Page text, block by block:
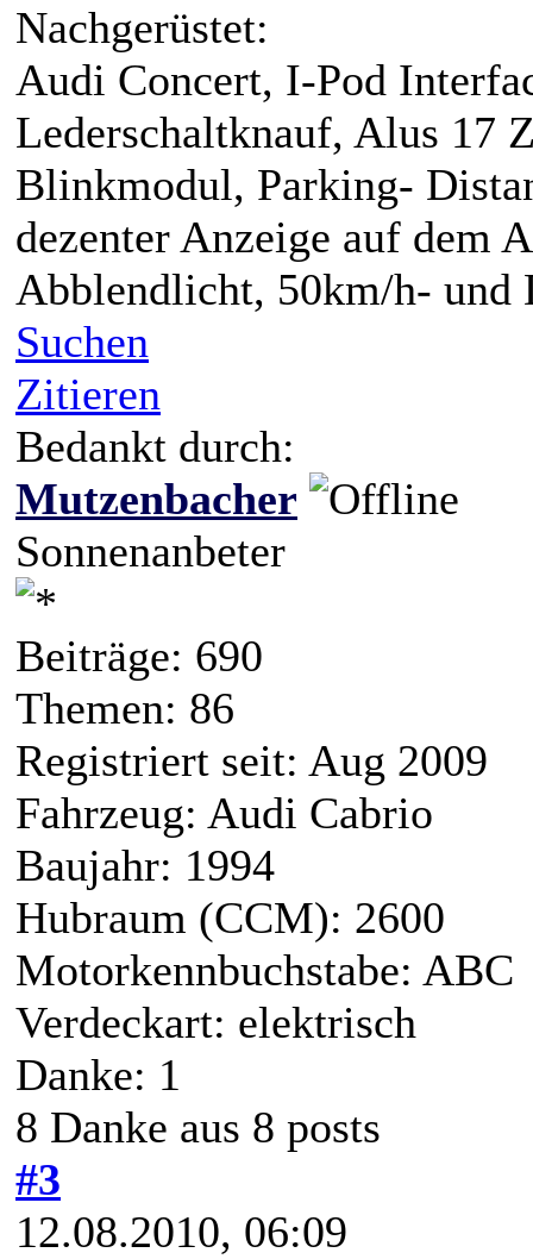
Nachgerüstet:
Audi Concert, I-Pod
Lederschaltknauf, Alus 17
Blinkmodul, Parking-
dezenter Anzeige auf dem
Abblendlicht, 50km/h- und
Suchen
Zitieren
Bedankt durch:
Mutzenbacher
Sonnenanbeter
Beiträge: 690
Themen: 86
Registriert seit: Aug 2009
Fahrzeug: Audi Cabrio
Baujahr: 1994
Hubraum (CCM): 2600
Motorkennbuchstabe: ABC
Verdeckart: elektrisch
Danke: 1
8 Danke aus 8 posts
#3
12.08.2010, 06:09